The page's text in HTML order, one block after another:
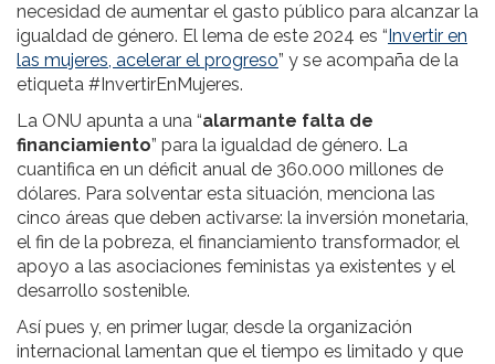
necesidad de aumentar el gasto público para alcanzar la
igualdad de género. El lema de este 2024 es “ Invertir en
las mujeres, acelerar el progreso” y se acompaña de la
etiqueta #InvertirEnMujeres.
La ONU apunta a una “alarmante falta de
financiamiento” para la igualdad de género. La
cuantifica en un déficit anual de 360.000 millones de
dólares. Para solventar esta situación, menciona las
cinco áreas que deben activarse: la inversión monetaria,
el fin de la pobreza, el financiamiento transformador, el
apoyo a las asociaciones feministas ya existentes y el
desarrollo sostenible.
Así pues y, en primer lugar, desde la organización
internacional lamentan que el tiempo es limitado y que